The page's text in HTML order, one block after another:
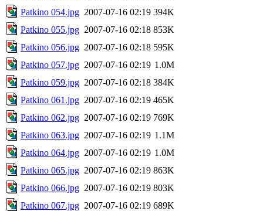
Patkino 054.jpg 2007-07-16 02:19 394K
Patkino 055.jpg 2007-07-16 02:18 853K
Patkino 056.jpg 2007-07-16 02:18 595K
Patkino 057.jpg 2007-07-16 02:19 1.0M
Patkino 059.jpg 2007-07-16 02:18 384K
Patkino 061.jpg 2007-07-16 02:19 465K
Patkino 062.jpg 2007-07-16 02:19 769K
Patkino 063.jpg 2007-07-16 02:19 1.1M
Patkino 064.jpg 2007-07-16 02:19 1.0M
Patkino 065.jpg 2007-07-16 02:19 863K
Patkino 066.jpg 2007-07-16 02:19 803K
Patkino 067.jpg 2007-07-16 02:19 689K